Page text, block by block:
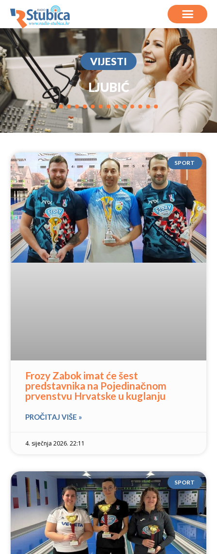
VIJESTI
LJUBIĆ
SPORT
Frozy Zabok imat će šest
predstavnika na Pojedinačnom
prvenstvu Hrvatske u kuglanju
PROČITAJ VIŠE »
4. siječnja 2026. 22:11
SPORT